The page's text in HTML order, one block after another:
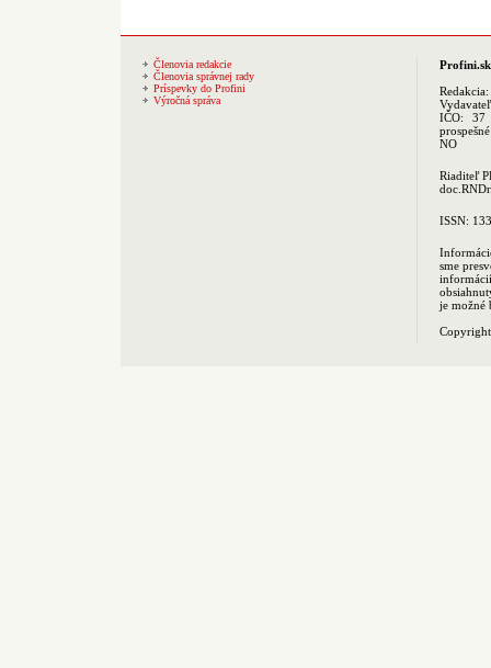
Členovia redakcie
Členovia správnej rady
Príspevky do Profini
Výročná správa
Profini.sk
Redakcia:
IČO: 37
NO
Riaditeľ
ISSN:
sme
je možné